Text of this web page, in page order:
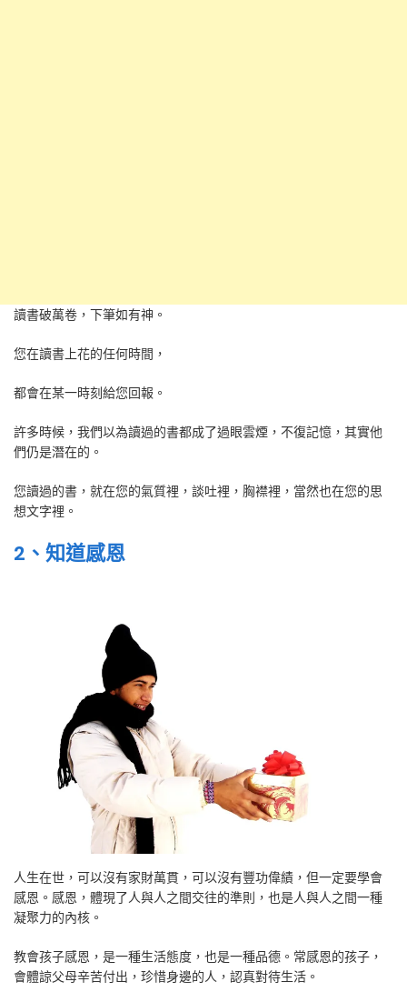
讀書破萬卷，下筆如有神。
您在讀書上花的任何時間，
都會在某一時刻給您回報。
許多時候，我們以為讀過的書都成了過眼雲煙，不復記憶，其實他
們仍是潛在的。
您讀過的書，就在您的氣質裡，談吐裡，胸襟裡，當然也在您的思
想文字裡。
2、知道感恩
人生在世，可以沒有家財萬貫，可以沒有豐功偉績，但一定要學會
感恩。感恩，體現了人與人之間交往的準則，也是人與人之間一種
凝聚力的內核。
教會孩子感恩，是一種生活態度，也是一種品德。常感恩的孩子，
會體諒父母辛苦付出，珍惜身邊的人，認真對待生活。